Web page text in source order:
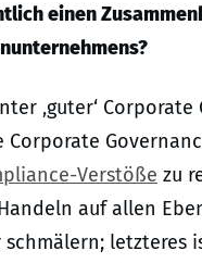
einen
s?
‚guter‘
Verstöße zu
auf allen
letzteres